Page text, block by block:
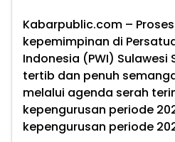
Kabarpublic.com –
kepemimpinan di
Indonesia (PWI)
tertib dan penuh
melalui agenda serah
kepengurusan periode
kepengurusan periode